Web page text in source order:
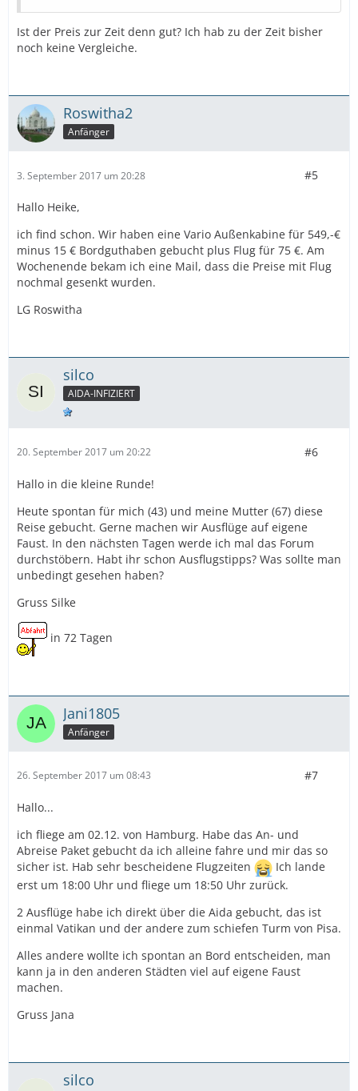
Ist der Preis zur Zeit denn gut? Ich hab zu der Zeit bisher
noch keine Vergleiche.
Roswitha2
Anfänger
3. September 2017 um 20:28 #5
Hallo Heike,
ich find schon. Wir haben eine Vario Außenkabine für 549,-€
minus 15 € Bordguthaben gebucht plus Flug für 75 €. Am
Wochenende bekam ich eine Mail, dass die Preise mit Flug
nochmal gesenkt wurden.
LG Roswitha
silco
AIDA-INFIZIERT
20. September 2017 um 20:22 #6
Hallo in die kleine Runde!
Heute spontan für mich (43) und meine Mutter (67) diese
Reise gebucht. Gerne machen wir Ausflüge auf eigene
Faust. In den nächsten Tagen werde ich mal das Forum
durchstöbern. Habt ihr schon Ausflugstipps? Was sollte man
unbedingt gesehen haben?
Gruss Silke
in 72 Tagen
Jani1805
Anfänger
26. September 2017 um 08:43 #7
Hallo...
ich fliege am 02.12. von Hamburg. Habe das An- und
Abreise Paket gebucht da ich alleine fahre und mir das so
sicher ist. Hab sehr bescheidene Flugzeiten
Ich lande
erst um 18:00 Uhr und fliege um 18:50 Uhr zurück.
2 Ausflüge habe ich direkt über die Aida gebucht, das ist
einmal Vatikan und der andere zum schiefen Turm von Pisa.
Alles andere wollte ich spontan an Bord entscheiden, man
kann ja in den anderen Städten viel auf eigene Faust
machen.
Gruss Jana
silco